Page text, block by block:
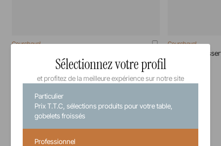
Courchevel
7,34 €
Prix unitaire TTC
Courchevel
Couteau A
20 cm
Sélectionnez votre profil
et profitez de la meilleure expérience sur notre site
Particulier
Prix T.T.C, sélections produits pour votre table,
gobelets froissés
Professionnel